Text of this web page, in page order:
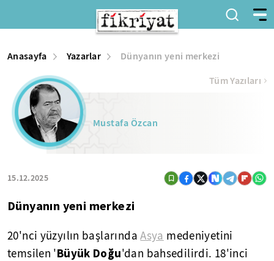
Anasayfa Yazarlar Dünyanın yeni merkezi
Mustafa Özcan
15.12.2025
Tüm Yazıları
Dünyanın yeni merkezi
20'nci yüzyılın başlarındaAsya medeniyetini
temsilen 'Büyük Doğu'dan bahsedilirdi. 18'inci